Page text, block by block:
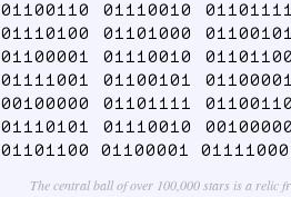
01100110 01110010
01110100 01101000
01100001 01110010
01111001 01100101
00100000 01101111
01110101 01110010
01101100 01100001
The central ball of over 100,000 stars is a relic